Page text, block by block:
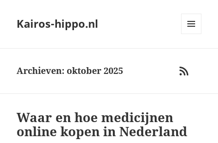
Kairos-hippo.nl
RSS
Archieven: oktober 2025
Waar en hoe medicijnen
online kopen in Nederland